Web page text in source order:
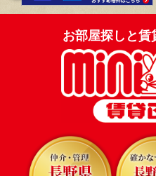
お部屋探しと賃